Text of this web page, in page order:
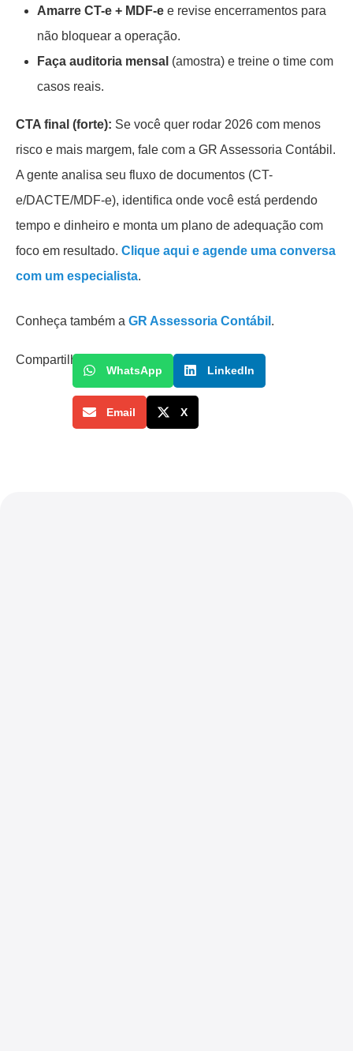
Amarre CT-e + MDF-e e revise encerramentos para
não bloquear a operação.
Faça auditoria mensal (amostra) e treine o time com
casos reais.
CTA final (forte): Se você quer rodar 2026 com menos
risco e mais margem, fale com a GR Assessoria Contábil.
A gente analisa seu fluxo de documentos (CT-
e/DACTE/MDF-e), identifica onde você está perdendo
tempo e dinheiro e monta um plano de adequação com
foco em resultado. Clique aqui e agende uma conversa
com um especialista.
Conheça também a GR Assessoria Contábil .
Compartilhe
WhatsApp LinkedIn
Email X